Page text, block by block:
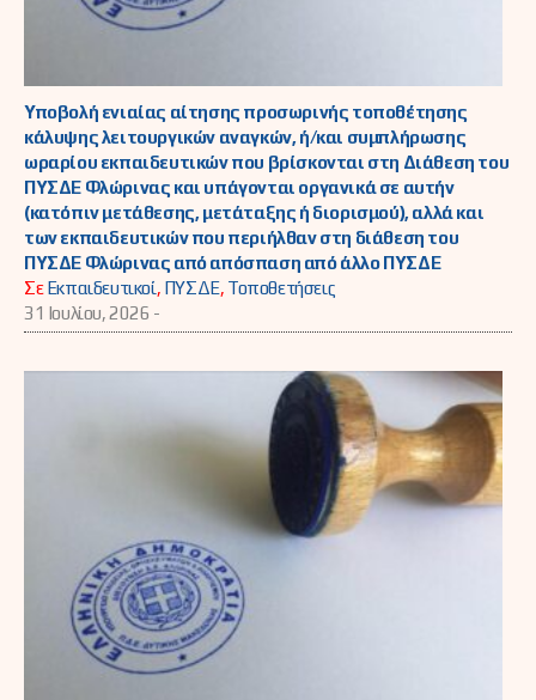
Υποβολή ενιαίας αίτησης προσωρινής τοποθέτησης
κάλυψης λειτουργικών αναγκών, ή/και συμπλήρωσης
ωραρίου εκπαιδευτικών που βρίσκονται στη Διάθεση του
ΠΥΣΔΕ Φλώρινας και υπάγονται οργανικά σε αυτήν
(κατόπιν μετάθεσης, μετάταξης ή διορισμού), αλλά και
των εκπαιδευτικών που περιήλθαν στη διάθεση του
ΠΥΣΔΕ Φλώρινας από απόσπαση από άλλο ΠΥΣΔΕ
ΣεΕκπαιδευτικοί, ΠΥΣΔΕ, Τοποθετήσεις
31 Ιουλίου, 2026 -